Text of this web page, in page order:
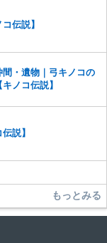
伝説】
・遺物｜弓キノコの
ノコ伝説】
説】
もっとみる